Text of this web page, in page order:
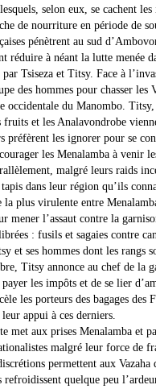
selon eux, se cachent
de nourriture en période de
pénètrent au sud
réduire à néant la lutte menée
Tsiseza et Titsy. Face à
des hommes pour chasser les
occidentale du Manombo.
et les Analavondrobe
préfèrent les ignorer pour se
les Menalamba à venir
malgré leurs raids
dans leur région qu’ils
plus virulente entre
mener l’assaut contre la
: fusils et sagaies contre
et ses hommes dont les
Titsy annonce au chef de la
les impôts et de se lier
les porteurs des bagages
appui à ces derniers.
met aux prises Menalamba et
malgré leur force de
permettent aux
quelque peu